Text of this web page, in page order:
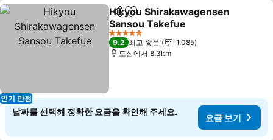
인기 만점
공유 즐겨찾기에 추가
Hikyou Shirakawagensen
Sansou Takefue
요금 보기
5 성급
9.2 최고 좋음
1,085
도심에서 8.3km
날짜를 선택해 정확한 요금을 확인해 주세요.
요금 보기